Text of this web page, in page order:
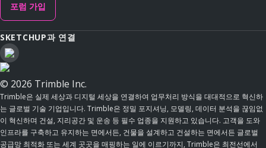
포럼 가입
SKETCHUP과 연결
© 2026 Trimble Inc.
Trimble은 실제 세상과 디지털 세상을 연결하여 업무처리 방식을 대대적으로 혁신하
는 글로벌 기술 기업입니다. Trimble은 정밀 포지셔닝, 모델링, 데이터 분석을 끊임없
이 혁신하며 건설, 지리공간 및 운송 등 필수 업종을 지원하고 있습니다. 고객을 도와
인프라를 구축하고 유지하는 면에서든, 건물을 설계하고 건설하는 면에서든 글로벌
공급망 최적화 또는 세계 곳곳을 매핑하는 일에 이르기까지, Trimble은 최전선에서